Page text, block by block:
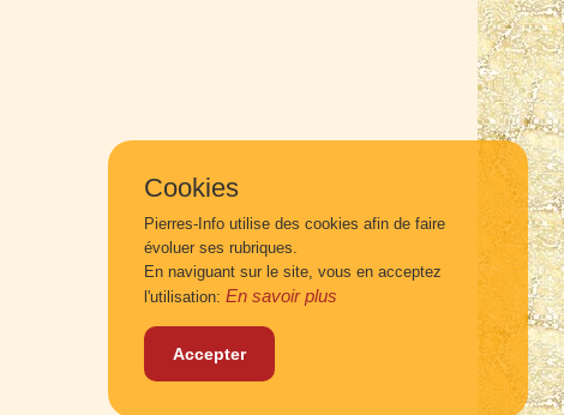
Cookies
Pierres-Info utilise des cookies afin de faire
évoluer ses rubriques.
En naviguant sur le site, vous en acceptez
l'utilisation: En savoir plus
Accepter